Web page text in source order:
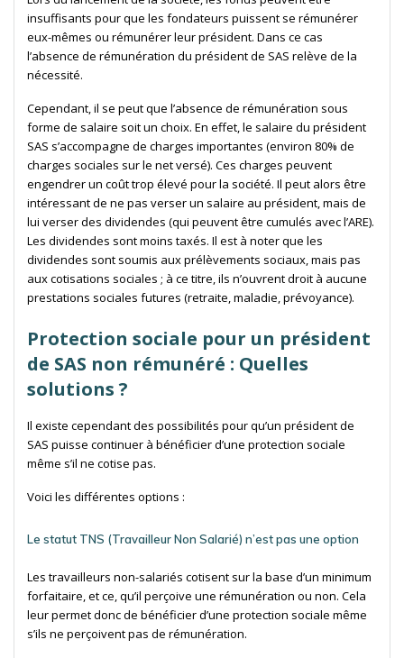
insuffisants pour que les fondateurs puissent se rémunérer
eux-mêmes ou rémunérer leur président. Dans ce cas
l’absence de rémunération du président de SAS relève de la
nécessité.
Cependant, il se peut que l’absence de rémunération sous
forme de salaire soit un choix. En effet, le salaire du président
SAS s’accompagne de charges importantes (environ 80% de
charges sociales sur le net versé). Ces charges peuvent
engendrer un coût trop élevé pour la société. Il peut alors être
intéressant de ne pas verser un salaire au président, mais de
lui verser des dividendes (qui peuvent être cumulés avec l’ARE).
Les dividendes sont moins taxés. Il est à noter que les
dividendes sont soumis aux prélèvements sociaux, mais pas
aux cotisations sociales ; à ce titre, ils n’ouvrent droit à aucune
prestations sociales futures (retraite, maladie, prévoyance).
Protection sociale pour un président
de SAS non rémunéré : Quelles
solutions ?
Il existe cependant des possibilités pour qu’un président de
SAS puisse continuer à bénéficier d’une protection sociale
même s’il ne cotise pas.
Voici les différentes options :
Le statut TNS (Travailleur Non Salarié) n’est pas une option
Les travailleurs non-salariés cotisent sur la base d’un minimum
forfaitaire, et ce, qu’il perçoive une rémunération ou non. Cela
leur permet donc de bénéficier d’une protection sociale même
s’ils ne perçoivent pas de rémunération.